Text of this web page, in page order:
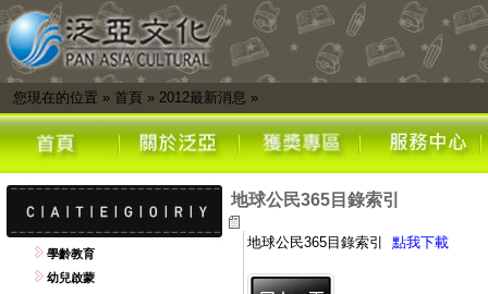
您現在的位置 » 首頁 » 2012最新消息 »
學齡教育
幼兒啟蒙
地球公民365目錄索引
地球公民365目錄索引 點我下載